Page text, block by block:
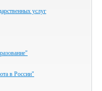
услуг
в России"